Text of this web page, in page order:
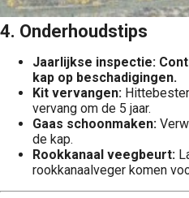
4. Onderhoudstips
Jaarlijkse inspectie:
kap op beschadigingen.
Kit vervangen:
vervang om de 5 jaar.
Gaas schoonmaken:
de kap.
Rookkanaal veegbeurt:
rookkanaalveger komen